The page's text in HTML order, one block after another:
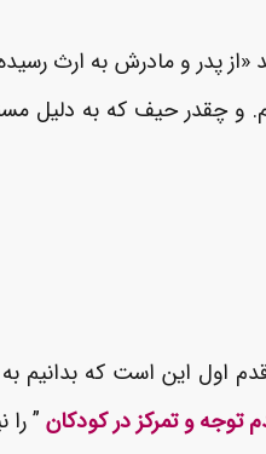
پدر و مادرش به ارث
و چقدر حیف که به دلیل
اول این است که بدانیم به
توجه و تمرکز در کودکان ” را